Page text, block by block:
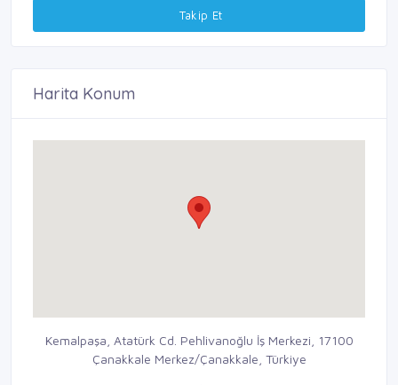
Takip Et
Harita Konum
Kemalpaşa, Atatürk Cd. Pehlivanoğlu İş Merkezi, 17100
Çanakkale Merkez/Çanakkale, Türkiye